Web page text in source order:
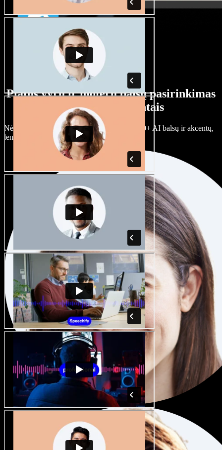
Platus vyrų ir moterų balsų pasirinkimas
su įvairiais akcentais
Nėra dviejų vienodų projektų. Rinkitės iš 100+ AI balsų ir akcentų,
lengvai juos prisitaikykite.